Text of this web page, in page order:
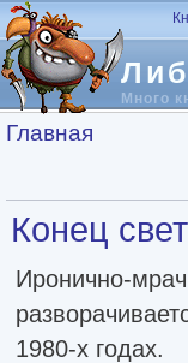
Перейти к основному
Много
Вы здесь
Главная
Конец
Иронично-
1980-х годах.